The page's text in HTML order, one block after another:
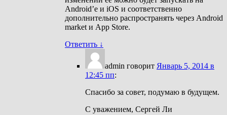
Android’e и iOS и соответственно
дополнительно распространять через Android
market и App Store.
Ответить ↓
admin говорит Январь 5, 2014 в
12:45 пп:
Спасибо за совет, подумаю в будущем.
С уважением, Сергей Ли